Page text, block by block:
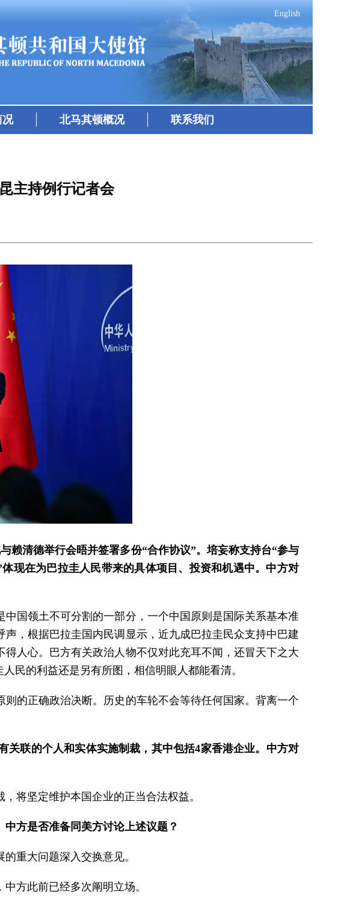
English
况 北马其顿概况 联系我们
主持例行记者会
赖清德举行会晤并签署多份“合作协议”。培妄称支持台“参与
现在为巴拉圭人民带来的具体项目、投资和机遇中。中方对
国领土不可分割的一部分，一个中国原则是国际关系基本准
，根据巴拉圭国内民调显示，近九成巴拉圭民众支持中巴建
人心。巴方有关政治人物不仅对此充耳不闻，还冒天下之大
民的利益还是另有所图，相信明眼人都能看清。
的正确政治决断。历史的车轮不会等待任何国家。背离一个
关联的个人和实体实施制裁，其中包括4家香港企业。中方对
将坚定维护本国企业的正当合法权益。
方是否准备同美方讨论上述议题？
重大问题深入交换意见。
方此前已经多次阐明立场。